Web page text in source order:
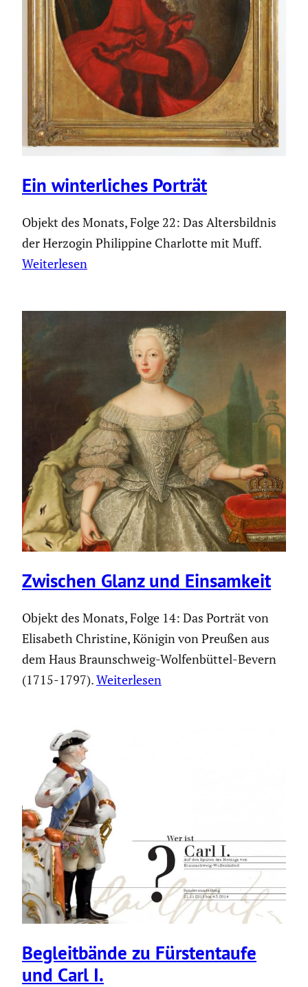
Ein winter­li­ches Porträt
Objekt des Monats, Folge 22: Das Altersbildnis
der Herzogin Philippine Charlotte mit Muff.
Weiterlesen
Zwischen Glanz und Einsam­keit
Objekt des Monats, Folge 14: Das Porträt von
Elisabeth Christine, Königin von Preußen aus
dem Haus Braunschweig-Wolfenbüttel-Bevern
(1715-1797).Weiterlesen
Begleit­bände zu Fürsten­taufe
und Carl I.